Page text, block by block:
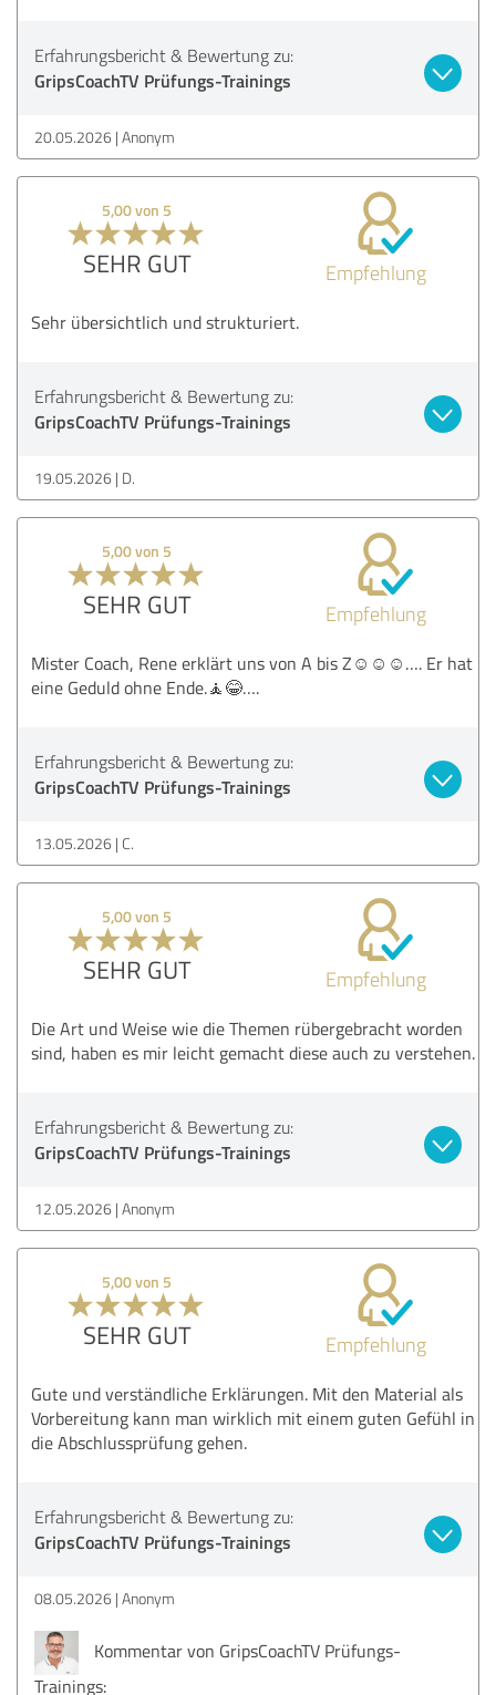
Erfahrungsbericht & Bewertung zu:
GripsCoachTV Prüfungs-Trainings
20.05.2026 Anonym
5,00 von 5
SEHR GUT Empfehlung
Sehr übersichtlich und strukturiert.
Erfahrungsbericht & Bewertung zu:
GripsCoachTV Prüfungs-Trainings
19.05.2026 D.
5,00 von 5
SEHR GUT Empfehlung
Mister Coach, Rene erklärt uns von A bis Z☺️☺️☺️…. Er hat
eine Geduld ohne Ende.🧘😂….
Erfahrungsbericht & Bewertung zu:
GripsCoachTV Prüfungs-Trainings
13.05.2026 C.
5,00 von 5
SEHR GUT Empfehlung
Die Art und Weise wie die Themen rübergebracht worden
sind, haben es mir leicht gemacht diese auch zu verstehen.
Erfahrungsbericht & Bewertung zu:
GripsCoachTV Prüfungs-Trainings
12.05.2026 Anonym
5,00 von 5
SEHR GUT Empfehlung
Gute und verständliche Erklärungen. Mit den Material als
Vorbereitung kann man wirklich mit einem guten Gefühl in
die Abschlussprüfung gehen.
Erfahrungsbericht & Bewertung zu:
GripsCoachTV Prüfungs-Trainings
08.05.2026 Anonym
Kommentar von GripsCoachTV Prüfungs-
Trainings: